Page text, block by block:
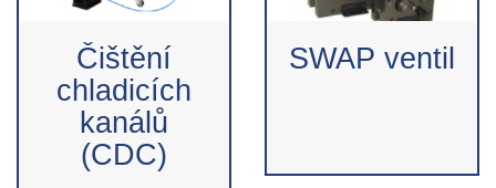
Čištění
chladicích
kanálů
(CDC)
SWAP ventil